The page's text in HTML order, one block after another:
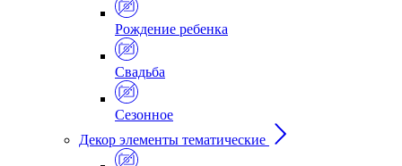
Рождение ребенка
Свадьба
Сезонное
Декор элементы тематические